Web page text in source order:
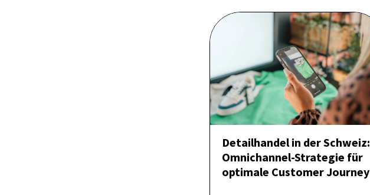
Detailhandel in der Schweiz:
Omnichannel-Strategie für
optimale Customer Journey